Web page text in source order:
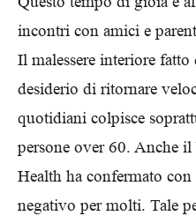
incontri con amici e
Il malessere interiore fatto
desiderio di ritornare
quotidiani colpisce
persone over 60. Anche
Health ha confermato
negativo per molti. Tale